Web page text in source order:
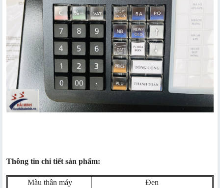
Thông tin chi tiết sản phẩm:
Màu thân máy Đen